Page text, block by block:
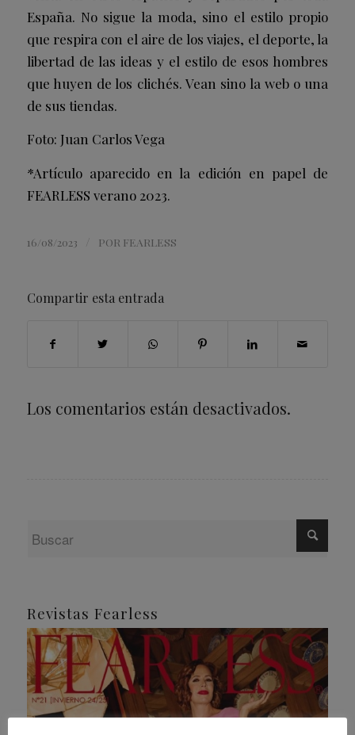
España. No sigue la moda, sino el estilo propio
que respira con el aire de los viajes, el deporte, la
libertad de las ideas y el estilo de esos hombres
que huyen de los clichés. Vean sino la web o una
de sus tiendas.
Foto: Juan Carlos Vega
*Artículo aparecido en la edición en papel de
FEARLESS verano 2023.
16/08/2023 POR FEARLESS
Compartir esta entrada
Los comentarios están desactivados.
Revistas Fearless